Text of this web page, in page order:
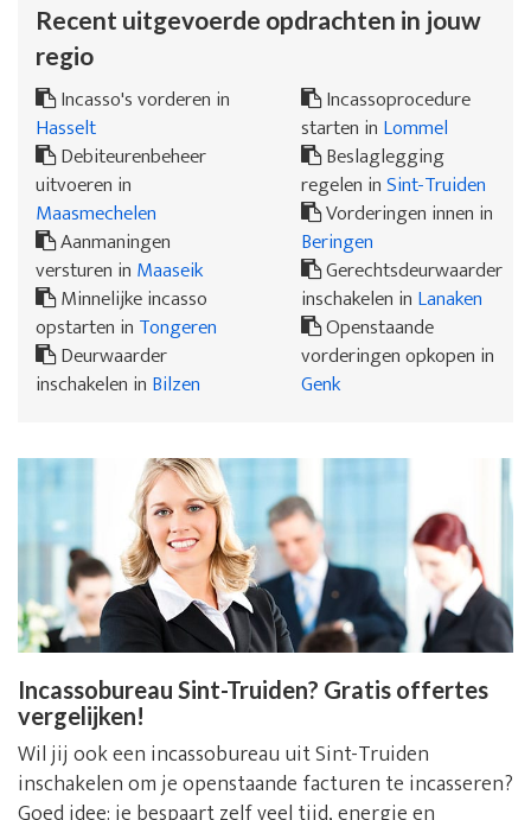
Recent uitgevoerde opdrachten in jouw
regio
Incasso's vorderen in
Hasselt
Debiteurenbeheer
uitvoeren in
Maasmechelen
Aanmaningen
versturen in Maaseik
Minnelijke incasso
opstarten in Tongeren
Deurwaarder
inschakelen in Bilzen
Incassoprocedure
starten in Lommel
Beslaglegging
regelen inSint-Truiden
Vorderingen innen in
Beringen
Gerechtsdeurwaarder
inschakelen in Lanaken
Openstaande
vorderingen opkopen in
Genk
Incassobureau Sint-Truiden? Gratis offertes
vergelijken!
Wil jij ook een incassobureau uit Sint-Truiden
inschakelen om je openstaande facturen te incasseren?